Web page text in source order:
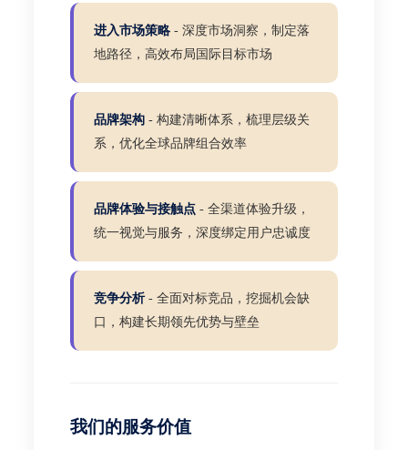
进入市场策略 - 深度市场洞察，制定落
地路径，高效布局国际目标市场
品牌架构 - 构建清晰体系，梳理层级关
系，优化全球品牌组合效率
品牌体验与接触点 - 全渠道体验升级，
统一视觉与服务，深度绑定用户忠诚度
竞争分析- 全面对标竞品，挖掘机会缺
口，构建长期领先优势与壁垒
我们的服务价值